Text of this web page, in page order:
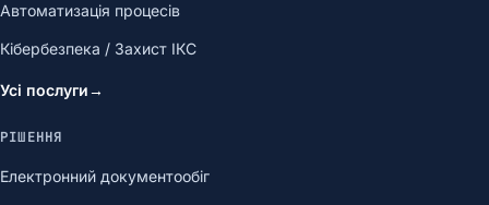
Автоматизація процесів
Кібербезпека / Захист ІКС
Усі послуги→
РІШЕННЯ
Електронний документообіг